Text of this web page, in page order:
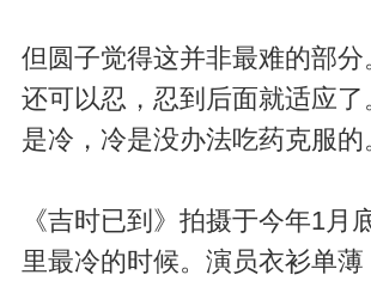
但圆子觉得这并非最难的部分
还可以忍，忍到后面就适应了
是冷，冷是没办法吃药克服的
《吉时已到》拍摄于今年1月
里最冷的时候。演员衣衫单